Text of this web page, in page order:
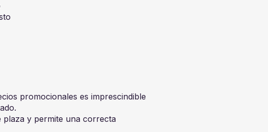
promocionales es imprescindible
plaza y permite una correcta